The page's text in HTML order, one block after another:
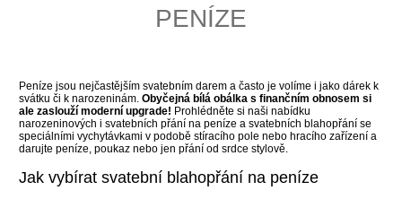
PENÍZE
Peníze jsou nejčastějším svatebním darem a často je volíme i jako dárek k
svátku či k narozeninám. Obyčejná bílá obálka s finančním obnosem si
ale zaslouží moderní upgrade! Prohlédněte si naši nabídku
narozeninových i svatebních přání na peníze a svatebních blahopřání se
speciálními vychytávkami v podobě stíracího pole nebo hracího zařízení a
darujte peníze, poukaz nebo jen přání od srdce stylově.
Jak vybírat svatební blahopřání na peníze